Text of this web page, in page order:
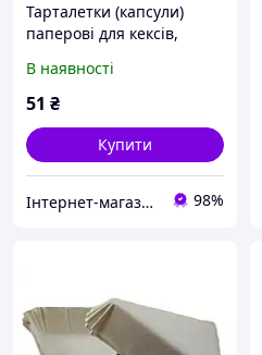
Тарталетки (капсули)
паперові для кексів,
В наявності
51 ₴
Купити
Інтернет-магазин "Candy" Все для кондитерів 98%